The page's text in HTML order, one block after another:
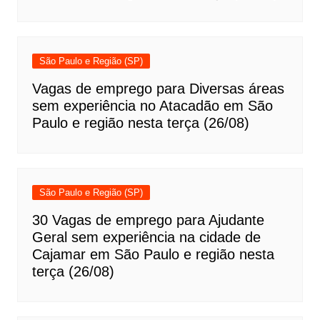
São Paulo e Região (SP)
Vagas de emprego para Diversas áreas
sem experiência no Atacadão em São
Paulo e região nesta terça (26/08)
São Paulo e Região (SP)
30 Vagas de emprego para Ajudante
Geral sem experiência na cidade de
Cajamar em São Paulo e região nesta
terça (26/08)